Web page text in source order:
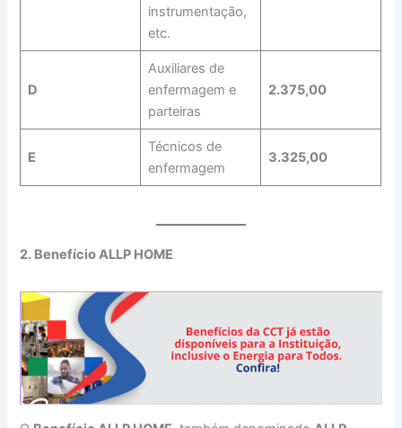
instrumentação,
etc.
D
Auxiliares de
enfermagem e
parteiras
2.375,00
E
Técnicos de
enfermagem
3.325,00
2. Benefício ALLP HOME